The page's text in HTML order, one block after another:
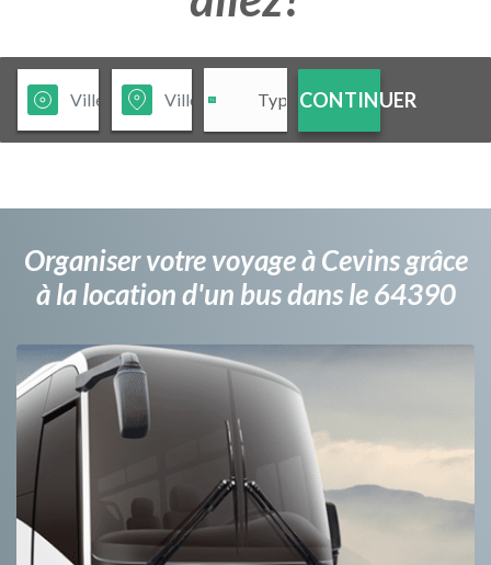
CONTINUER
Organiser votre voyage à Cevins grâce
à la location d'un bus dans le 64390